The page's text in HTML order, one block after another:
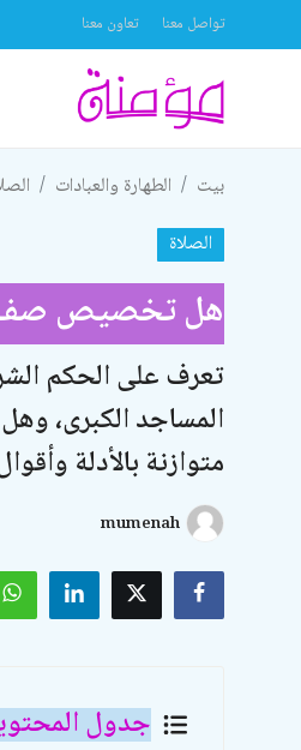
تواصل معنا تعاون معنا
تعاون معنا
العقيدة الإسلامية
علوم القرآن الكريم
الطهارة والعبادات
الخطوبة والزواج والطلاق
اللباس والزينة
الأدعية والأذكار
السيرة النبوية والتاريخ الإسلامي
مسائل خاصة بالمرأة
بيت الطهارة والعبادات
الصلاة
هل تخصيص صف
تعرف على الحكم
المساجد الكبرى،
متوازنة بالأدلة
mumenah
جدول